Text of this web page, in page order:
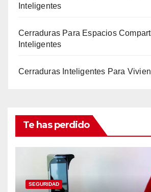
Inteligentes
Cerraduras Para Espacios
Inteligentes
Cerraduras Inteligentes Para
Te has perdido
SEGURIDAD